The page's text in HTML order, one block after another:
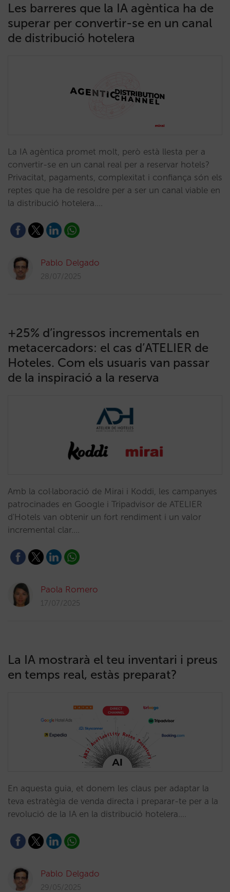
Les barreres que la IA agèntica ha de
superar per convertir-se en un canal
de distribució hotelera
La IA agèntica promet molt, però està llesta per a
convertir-se en un canal real per a reservar hotels?
Privacitat, pagaments, complexitat i confiança són els
reptes que ha de resoldre per a ser un canal viable en
la distribució hotelera.…
Pablo Delgado
28/07/2025
+25% d’ingressos incrementals en
metacercadors: el cas d’ATELIER de
Hoteles. Com els usuaris van passar
de la inspiració a la reserva
Amb la col·laboració de Mirai i Koddi, les campanyes
patrocinades en Google i Tripadvisor de ATELIER
d'Hotels van obtenir un fort rendiment i un valor
incremental clar.…
Paola Romero
17/07/2025
La IA mostrarà el teu inventari i preus
en temps real, estàs preparat?
En aquesta guia, et donem les claus per adaptar la
teva estratègia de venda directa i preparar-te per a la
revolució de la IA en la distribució hotelera.…
Pablo Delgado
29/05/2025